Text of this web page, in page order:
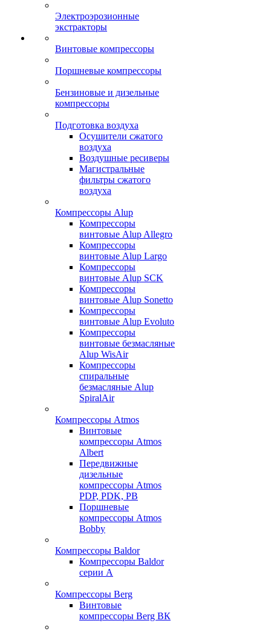
Электроэрозионные
экстракторы
Винтовые компрессоры
Поршневые компрессоры
Бензиновые и дизельные
компрессоры
Подготовка воздуха
Осушители сжатого
воздуха
Воздушные ресиверы
Магистральные
фильтры сжатого
воздуха
Компрессоры Alup
Компрессоры
винтовые Alup Allegro
Компрессоры
винтовые Alup Largo
Компрессоры
винтовые Alup SCK
Компрессоры
винтовые Alup Sonetto
Компрессоры
винтовые Alup Evoluto
Компрессоры
винтовые безмасляные
Alup WisAir
Компрессоры
спиральные
безмасляные Alup
SpiralAir
Компрессоры Atmos
Винтовые
компрессоры Atmos
Albert
Передвижные
дизельные
компрессоры Atmos
PDP, PDK, PB
Поршневые
компрессоры Atmos
Bobby
Компрессоры Baldor
Компрессоры Baldor
серии A
Компрессоры Berg
Винтовые
компрессоры Berg ВК